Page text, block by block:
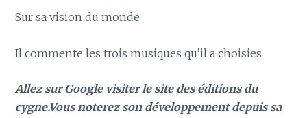
Sur sa vision du monde
Il commente les trois musiques qu’il a choisies
Allez sur Google visiter le site des éditions du
cygne.Vous noterez son développement depuis sa